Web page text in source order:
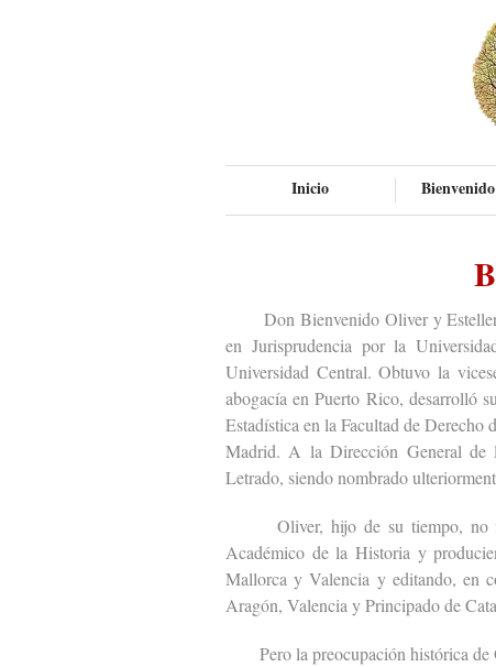
Inicio
Don Bienvenido Oliver y Esteller
en Jurisprudencia por la
Universidad Central. Obtuvo la
abogacía en Puerto Rico, desarrolló
Estadística en la Facultad de
Madrid. A la Dirección General de
Letrado, siendo nombrado
Oliver, hijo de su tiempo, no
Académico de la Historia y
Mallorca y Valencia y editando, en
Aragón, Valencia y Principado de
Pero la preocupación histórica de